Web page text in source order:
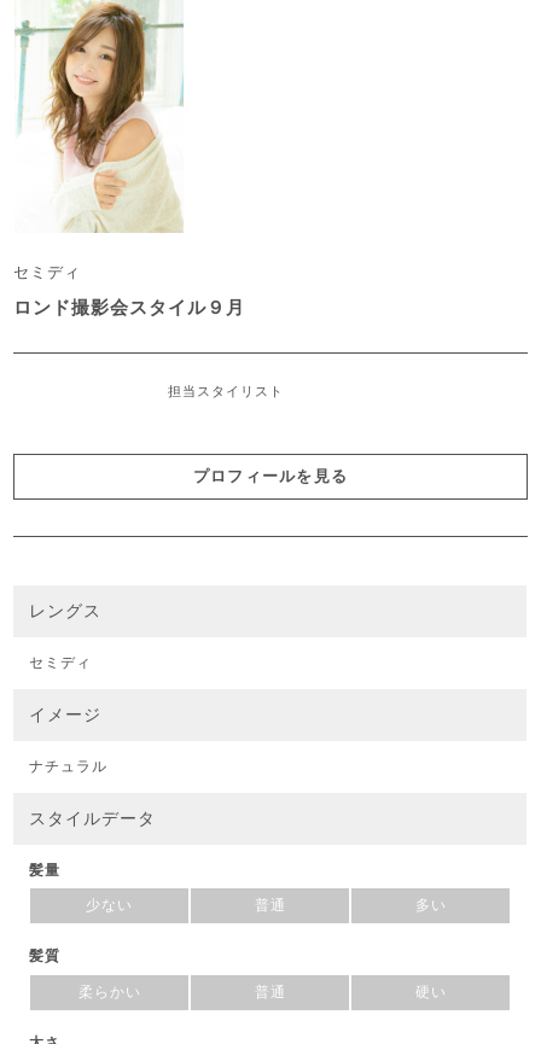
セミディ
ロンド撮影会スタイル９月
担当スタイリスト
プロフィールを見る
レングス
セミディ
イメージ
ナチュラル
スタイルデータ
髪量
少ない 普通 多い
髪質
柔らかい 普通 硬い